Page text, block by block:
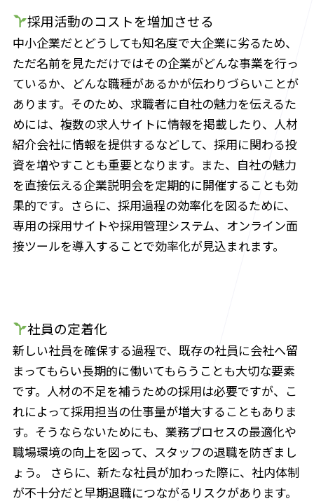
採用活動のコストを増加させる
中小企業だとどうしても知名度で大企業に劣るため、
ただ名前を見ただけではその企業がどんな事業を行っ
ているか、どんな職種があるかが伝わりづらいことが
あります。そのため、求職者に自社の魅力を伝えるた
めには、複数の求人サイトに情報を掲載したり、人材
紹介会社に情報を提供するなどして、採用に関わる投
資を増やすことも重要となります。また、自社の魅力
を直接伝える企業説明会を定期的に開催することも効
果的です。さらに、採用過程の効率化を図るために、
専用の採用サイトや採用管理システム、オンライン面
接ツールを導入することで効率化が見込まれます。
社員の定着化
新しい社員を確保する過程で、既存の社員に会社へ留
まってもらい長期的に働いてもらうことも大切な要素
です。人材の不足を補うための採用は必要ですが、こ
れによって採用担当の仕事量が増大することもありま
す。そうならないためにも、業務プロセスの最適化や
職場環境の向上を図って、スタッフの退職を防ぎまし
ょう。 さらに、新たな社員が加わった際に、社内体制
が不十分だと早期退職につながるリスクがあります。